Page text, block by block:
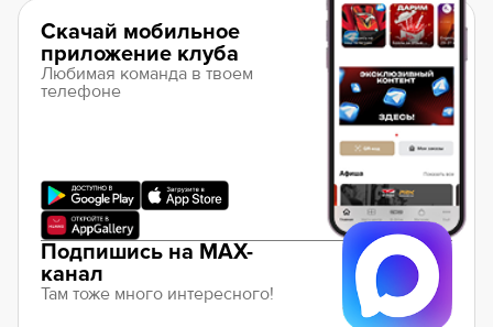
Скачай мобильное
приложение клуба
Любимая команда в твоем
телефоне
Подпишись на MAX-
канал
Там тоже много интересного!